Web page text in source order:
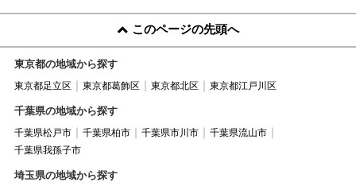
このページの先頭へ
東京都の地域から探す
東京都足立区 東京都葛飾区 東京都北区 東京都江戸川区
千葉県の地域から探す
千葉県松戸市 千葉県柏市 千葉県市川市
千葉県流山市
千葉県我孫子市
埼玉県の地域から探す